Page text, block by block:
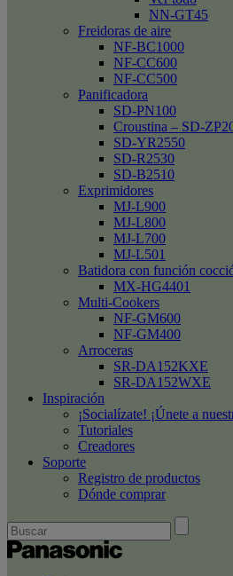
NN-GT45
Freidoras de aire
NF-BC1000
NF-CC600
NF-CC500
Panificadora
SD-PN100
Croustina – SD-
SD-YR2550
SD-R2530
SD-B2510
Exprimidores
MJ-L900
MJ-L800
MJ-L700
MJ-L501
Batidora con función
MX-HG4401
Multi-Cookers
NF-GM600
NF-GM400
Arroceras
SR-DA152KXE
SR-DA152WXE
Inspiración
¡Socialízate! ¡Únete a
Tutoriales
Creadores
Soporte
Registro de productos
Dónde comprar